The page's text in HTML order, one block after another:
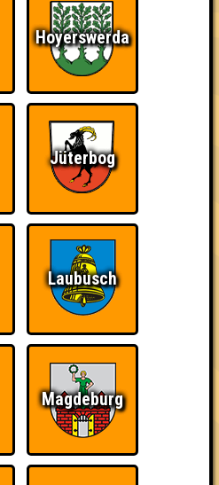
aus Stahl
The Amount of
Teilnahmen is too
damn high
Da! Da-Da Da! Teil der Oberschicht
So kurz vorm Sieg!
Hoyerswerda
Jüterbog
Laubusch
Magdeburg